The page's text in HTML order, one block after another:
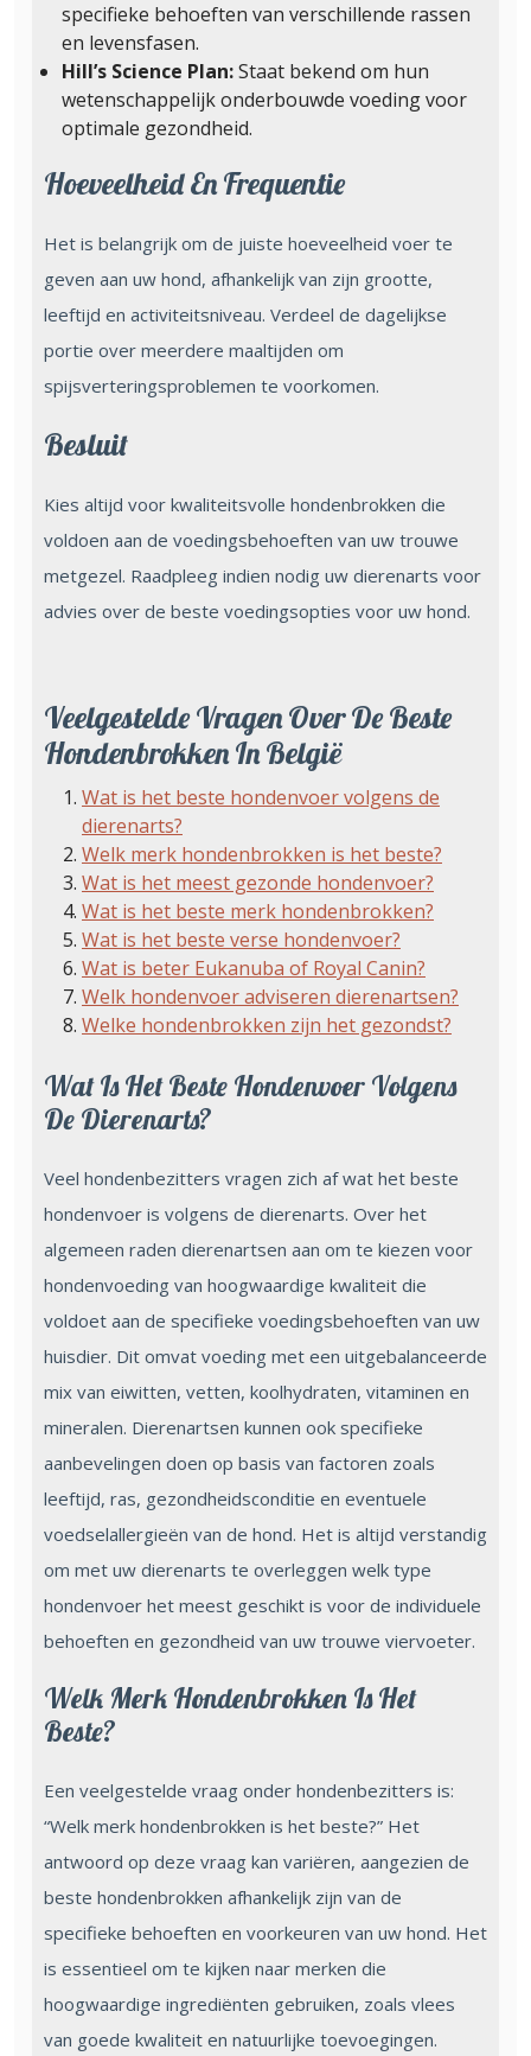
specifieke behoeften van verschillende rassen
en levensfasen.
Hill’s Science Plan:Staat bekend om hun
wetenschappelijk onderbouwde voeding voor
optimale gezondheid.
Hoeveelheid En Frequentie
Het is belangrijk om de juiste hoeveelheid voer te
geven aan uw hond, afhankelijk van zijn grootte,
leeftijd en activiteitsniveau. Verdeel de dagelijkse
portie over meerdere maaltijden om
spijsverteringsproblemen te voorkomen.
Besluit
Kies altijd voor kwaliteitsvolle hondenbrokken die
voldoen aan de voedingsbehoeften van uw trouwe
metgezel. Raadpleeg indien nodig uw dierenarts voor
advies over de beste voedingsopties voor uw hond.
Veelgestelde Vragen Over De Beste
Hondenbrokken In België
Wat is het beste hondenvoer volgens de
dierenarts?
Welk merk hondenbrokken is het beste?
Wat is het meest gezonde hondenvoer?
Wat is het beste merk hondenbrokken?
Wat is het beste verse hondenvoer?
Wat is beter Eukanuba of Royal Canin?
Welk hondenvoer adviseren dierenartsen?
Welke hondenbrokken zijn het gezondst?
Wat Is Het Beste Hondenvoer Volgens
De Dierenarts?
Veel hondenbezitters vragen zich af wat het beste
hondenvoer is volgens de dierenarts. Over het
algemeen raden dierenartsen aan om te kiezen voor
hondenvoeding van hoogwaardige kwaliteit die
voldoet aan de specifieke voedingsbehoeften van uw
huisdier. Dit omvat voeding met een uitgebalanceerde
mix van eiwitten, vetten, koolhydraten, vitaminen en
mineralen. Dierenartsen kunnen ook specifieke
aanbevelingen doen op basis van factoren zoals
leeftijd, ras, gezondheidsconditie en eventuele
voedselallergieën van de hond. Het is altijd verstandig
om met uw dierenarts te overleggen welk type
hondenvoer het meest geschikt is voor de individuele
behoeften en gezondheid van uw trouwe viervoeter.
Welk Merk Hondenbrokken Is Het
Beste?
Een veelgestelde vraag onder hondenbezitters is:
“Welk merk hondenbrokken is het beste?” Het
antwoord op deze vraag kan variëren, aangezien de
beste hondenbrokken afhankelijk zijn van de
specifieke behoeften en voorkeuren van uw hond. Het
is essentieel om te kijken naar merken die
hoogwaardige ingrediënten gebruiken, zoals vlees
van goede kwaliteit en natuurlijke toevoegingen.